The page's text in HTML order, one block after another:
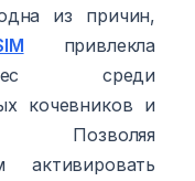
из причин,
привлекла
среди
кочевников и
Позволяя
активировать